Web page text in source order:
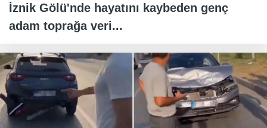
İznik Gölü'nde hayatını kaybeden genç
adam toprağa veri...